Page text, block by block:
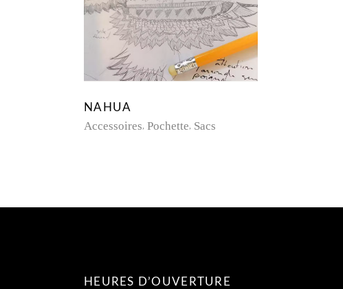
NAHUA
Accessoires Pochette Sacs
HEURES D’OUVERTURE